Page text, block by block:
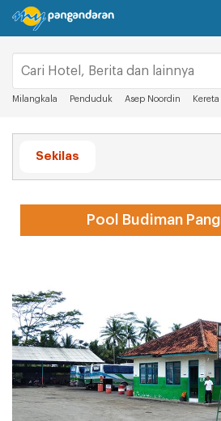
Milangkala Penduduk Asep Noordin Kereta
Sekilas
Pool Budiman